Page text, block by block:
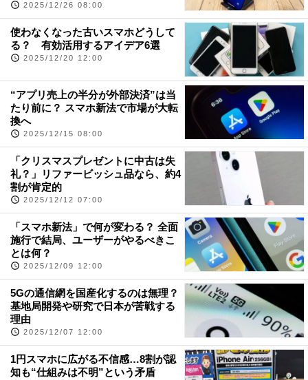
2025/12/26 08:00
使わなくなった古いスマホどうして
る？ 有効活用するアイデア6選
2025/12/20 12:00
“アプリ売上の半分が外部決済”は当
たり前に？ スマホ新法で市場が大転
換へ
2025/12/15 08:00
「クリスマスプレゼントに中古は失
礼？」リファービッシュ品なら、約4
割が肯定的
2025/12/12 07:00
「スマホ新法」で何が変わる？ 全面
施行で結局、ユーザーがやるべきこ
とは何？
2025/12/09 12:00
5Gの通信網を国産化するのは無理？
基地局開発や研究で日本が苦戦する
理由
2025/12/07 12:00
1円スマホに広がる不信感…8割が認
知も“仕組みは不明”という矛盾